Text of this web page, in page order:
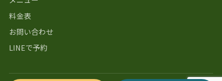
料金表
お問い合わせ
LINEで予約